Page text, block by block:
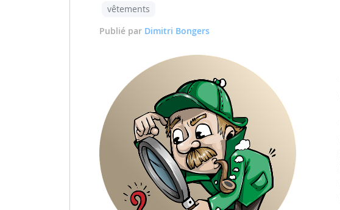
vêtements
Publié par Dimitri Bongers